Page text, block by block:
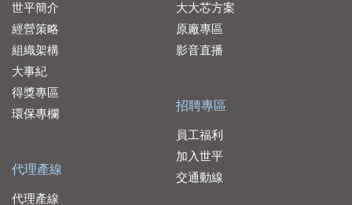
世平簡介
經營策略
組織架構
大事紀
得獎專區
環保專欄
代理產線
代理產線
大大芯方案
原廠專區
影音直播
招聘專區
員工福利
加入世平
交通動線